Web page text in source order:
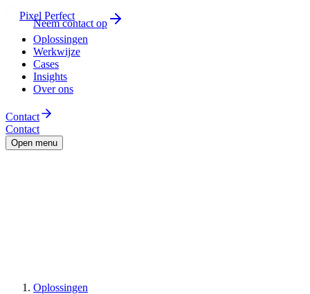
Pixel Perfect
Oplossingen
Werkwijze
Cases
Insights
Over ons
Contact
Contact
Open menu
Neem contact op
Oplossingen